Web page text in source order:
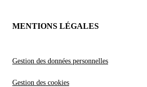
MENTIONS LÉGALES
Gestion des données personnelles
Gestion des cookies